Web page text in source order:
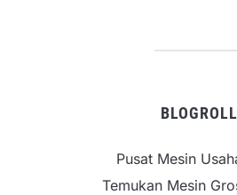
BLOGROLL
Pusat Mesin
Temukan Mesin